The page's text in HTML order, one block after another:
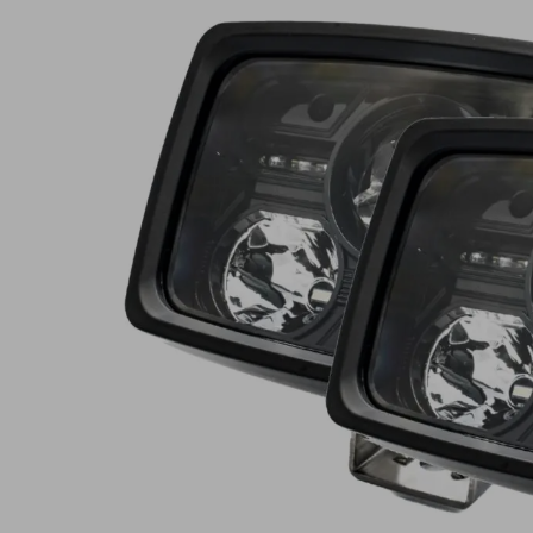
Lampy ostrzegawcze
Lampy
pozycyjne
Panele świetlne LED
Oświetlenie
wewnętrze
Opryskiwacze polowe
Oferty
LED
Zestawy oświetlenia
Inne
Kontakt